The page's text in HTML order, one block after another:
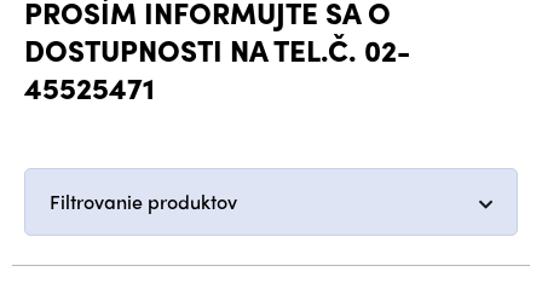
PROSÍM INFORMUJTE SA O
DOSTUPNOSTI NA TEL.Č. 02-
45525471
Filtrovanie produktov